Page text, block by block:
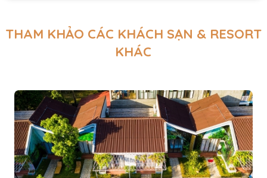
THAM KHẢO CÁC KHÁCH SẠN & RESORT
KHÁC